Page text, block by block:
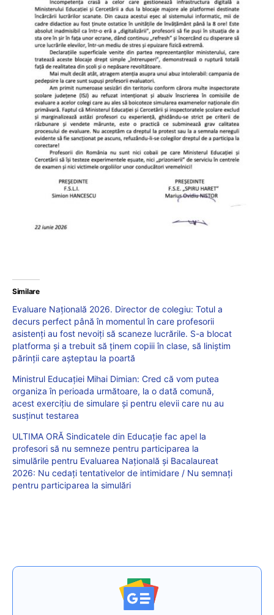
Similare
Evaluare Națională 2026. Director de colegiu: Totul a
decurs perfect până în momentul în care profesorii
asistenți au fost nevoiți să scaneze lucrările. S-a blocat
platforma și a trebuit să ținem copiii în clase, să liniștim
părinții care așteptau la poartă
Ministrul Educației Mihai Dimian: Cred că vom putea
organiza în perioada următoare, la o dată comună,
acest exercițiu de simulare și pentru elevii care nu au
susținut testarea
ULTIMA ORĂ Sindicatele din Educație fac apel la
profesori să nu semneze pentru participarea la
simulările pentru Evaluarea Națională și Bacalaureat
2026: Nu cedați tentativelor de intimidare / Nu semnați
pentru participarea la simulări